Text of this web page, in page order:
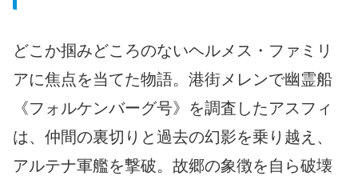
どこか掴みどころのないヘルメス・ファミリ
アに焦点を当てた物語。港街メレンで幽霊船
《フォルケンバーグ号》を調査したアスフィ
は、仲間の裏切りと過去の幻影を乗り越え、
アルテナ軍艦を撃破。故郷の象徴を自ら破壊